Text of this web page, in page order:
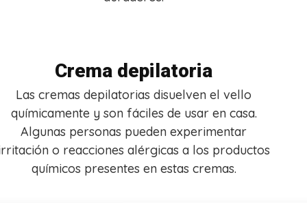
Crema depilatoria
Las cremas depilatorias disuelven el vello
químicamente y son fáciles de usar en casa.
Algunas personas pueden experimentar
o reacciones alérgicas a los productos
químicos presentes en estas cremas.